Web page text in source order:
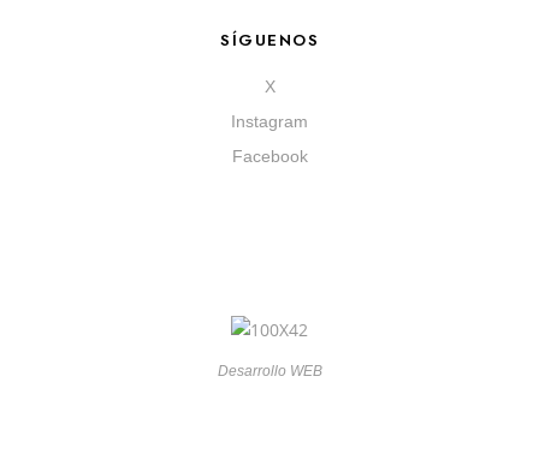
SÍGUENOS
X
Instagram
Facebook
Desarrollo WEB